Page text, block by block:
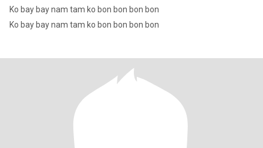
Ko bay bay nam tam ko bon bon bon bon
Ko bay bay nam tam ko bon bon bon bon